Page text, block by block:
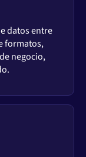
datos entre
formatos,
negocio,